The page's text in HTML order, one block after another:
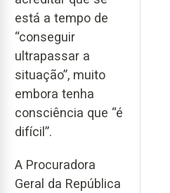
está a tempo de
“conseguir
ultrapassar a
situação”, muito
embora tenha
consciência que “é
difícil”.
A Procuradora
Geral da República